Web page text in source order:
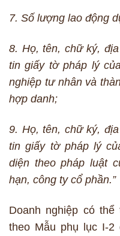
7. Số lượng lao động
8. Họ, tên, chữ ký,
tin giấy tờ pháp lý
nghiệp tư nhân và
hợp danh;
9. Họ, tên, chữ ký,
tin giấy tờ pháp lý
diện theo pháp luật
hạn, công ty cổ phần.”
Doanh nghiệp có
theo Mẫu phụ lục I-2